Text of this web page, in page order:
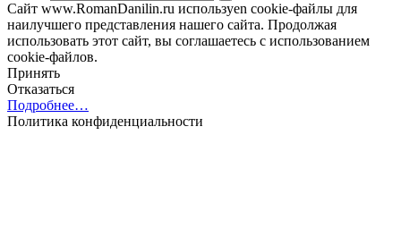
Сайт www.RomanDanilin.ru используеn cookie-файлы для
наилучшего представления нашего сайта. Продолжая
использовать этот сайт, вы соглашаетесь с использованием
cookie-файлов.
Принять
Отказаться
Подробнее…
Политика конфиденциальности